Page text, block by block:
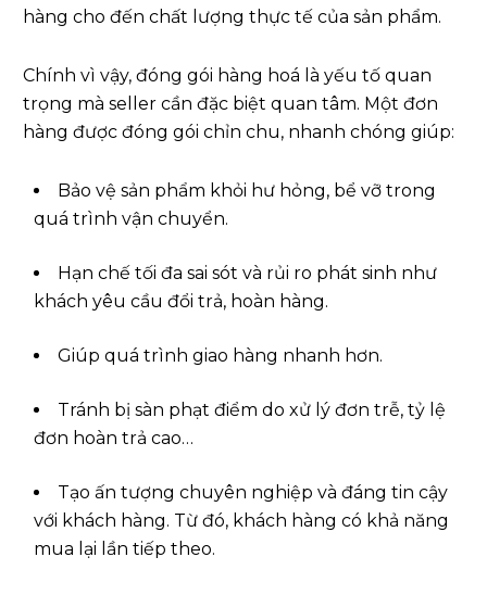
hàng cho đến chất lượng thực tế của sản phẩm.
Chính vì vậy, đóng gói hàng hoá là yếu tố quan
trọng mà seller cần đặc biệt quan tâm. Một đơn
hàng được đóng gói chỉn chu, nhanh chóng giúp:
Bảo vệ sản phẩm khỏi hư hỏng, bể vỡ trong
quá trình vận chuyển.
Hạn chế tối đa sai sót và rủi ro phát sinh như
khách yêu cầu đổi trả, hoàn hàng.
Giúp quá trình giao hàng nhanh hơn.
Tránh bị sàn phạt điểm do xử lý đơn trễ, tỷ lệ
đơn hoàn trả cao…
Tạo ấn tượng chuyên nghiệp và đáng tin cậy
với khách hàng. Từ đó, khách hàng có khả năng
mua lại lần tiếp theo.